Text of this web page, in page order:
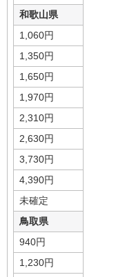
和歌山県
1,060円
1,350円
1,650円
1,970円
2,310円
2,630円
3,730円
4,390円
未確定
鳥取県
940円
1,230円